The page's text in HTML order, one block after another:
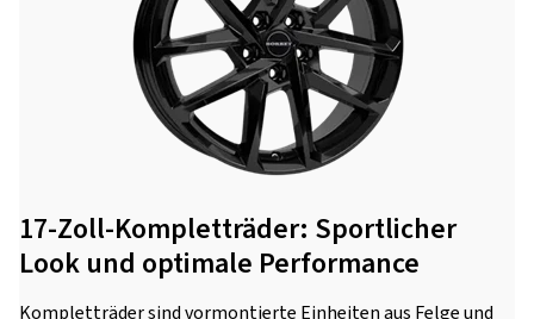
17-Zoll-Kompletträder: Sportlicher
Look und optimale Performance
Kompletträder sind vormontierte Einheiten aus Felge und